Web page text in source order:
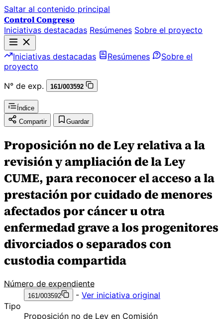
Saltar al contenido principal
Control Congreso
Iniciativas destacadas Resúmenes Sobre el proyecto
Iniciativas destacadas Resúmenes
Sobre el
proyecto
N° de exp.
161/003592
Índice
Compartir
Guardar
Proposición no de Ley relativa a la
revisión y ampliación de la Ley
CUME, para reconocer el acceso a la
prestación por cuidado de menores
afectados por cáncer u otra
enfermedad grave a los progenitores
divorciados o separados con
custodia compartida
Número de expendiente
161/003592 - Ver iniciativa original
Tipo
Proposición no de Ley en Comisión